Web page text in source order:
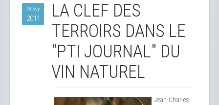
24 Avr
2011
LA CLEF DES
TERROIRS DANS LE
"PTI JOURNAL" DU
VIN NATUREL
Jean-Charles